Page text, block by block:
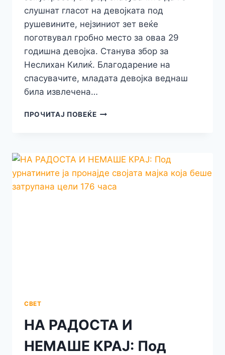
слушнат гласот на девојката под
рушевините, нејзиниот зет веќе
поготвувал гробно место за оваа 29
годишна девојка. Станува збор за
Неслихан Килиќ. Благодарение на
спасувачите, младата девојка веднаш
била извлечена…
ПРОЧИТАЈ ПОВЕЌЕПРОНАЈДЕНА
257
ЧАСА
ОД
ЗЕМЈОТРЕСОТ
СВЕТ
НА РАДОСТА И
НЕМАШЕ КРАЈ: Под